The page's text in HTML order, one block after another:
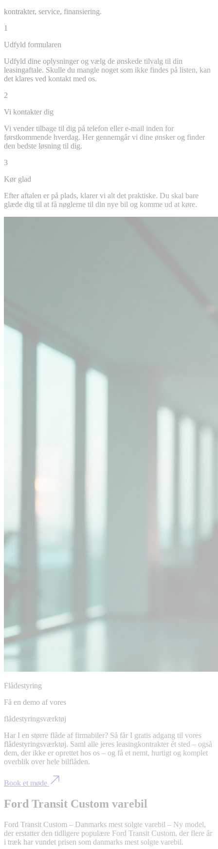
kontrakter, service, finansiering.
1
Udfyld formularen
Udfyld dine oplysninger og vælg de ønskede tilvalg til din
leasingaftale. Skulle du mangle noget som ikke findes på listen, kan
det klares ved kontakt med os.
2
Vi kontakter dig
Vi vender tilbage til dig på telefon eller e-mail inden for
førstkommende hverdag. Her gennemgår vi dine ønsker og finder
den bedste løsning til dig.
3
Kør glad
Efter aftalen er på plads, klarer vi alt det praktiske. Du skal bare
glæde dig til at få nøglerne til din nye bil og komme ud at køre.
Flådestyring
Få en demo af vores
flådestyringsværktøj
Har I en større flåde af firmabiler? Så får I gratis adgang til vores
flådestyringsværktøj. Saml alle jeres leasingkontrakter ét sted – også
dem, der ikke er oprettet hos os – og få et nemt, hurtigt og komplet
overblik over hele bilflåden.
Book et møde
Ford Transit Custom varebil
Ford Transit Custom – Danmarks mest solgte varebil – Ny model,
der erstatter den tidligere populære Ford Transit Custom, der flere år
i træk har vundet prisen som danmarks mest solgte varebil.